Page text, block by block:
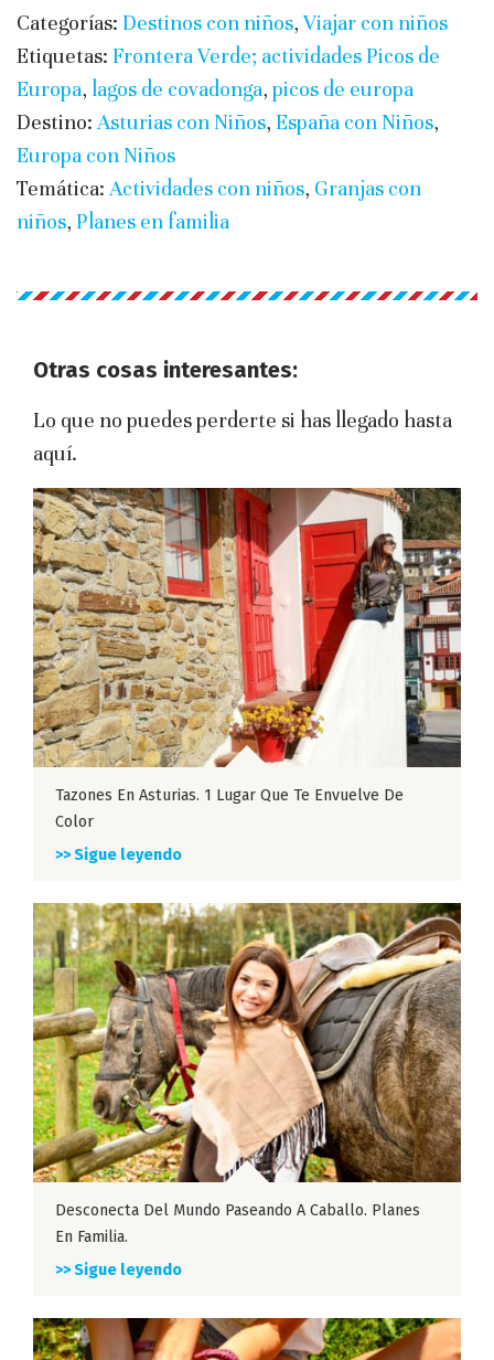
Categorías: Destinos con niños, Viajar con niños
Etiquetas: Frontera Verde; actividades Picos de
Europa, lagos de covadonga, picos de europa
Destino: Asturias con Niños, España con Niños,
Europa con Niños
Temática: Actividades con niños, Granjas con
niños, Planes en familia
Otras cosas interesantes:
Lo que no puedes perderte si has llegado hasta
aquí.
Tazones En Asturias. 1 Lugar Que Te Envuelve De
Color
>> Sigue leyendo
Desconecta Del Mundo Paseando A Caballo. Planes
En Familia.
>> Sigue leyendo